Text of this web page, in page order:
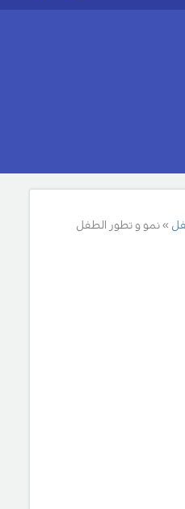
نمو و تطور الطفل